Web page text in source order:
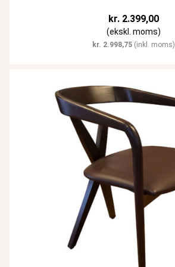
kr.2.399,00
(ekskl. moms)
kr. 2.998,75(inkl. moms)